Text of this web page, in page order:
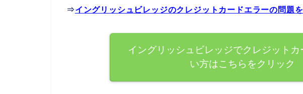
⇒イングリッシュビレッジのクレジットカードエラーの問題
イングリッシュビレッジでクレジットカ
い方はこちらをクリック